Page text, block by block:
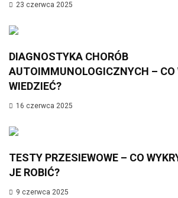
23 czerwca 2025
DIAGNOSTYKA CHORÓB
AUTOIMMUNOLOGICZNYCH – CO
WIEDZIEĆ?
16 czerwca 2025
TESTY PRZESIEWOWE – CO
JE ROBIĆ?
9 czerwca 2025